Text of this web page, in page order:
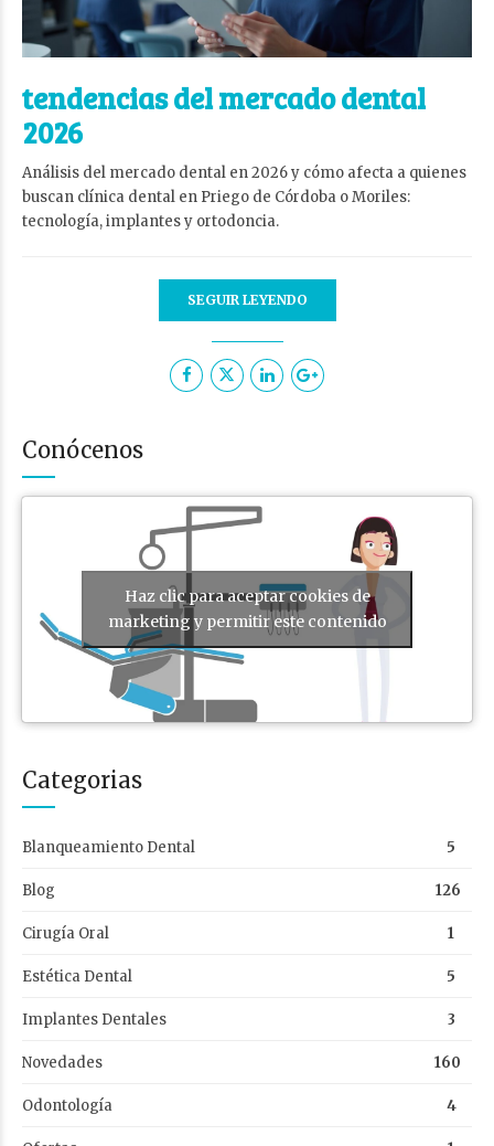
tendencias del mercado dental
2026
Análisis del mercado dental en 2026 y cómo afecta a quienes
buscan clínica dental en Priego de Córdoba o Moriles:
tecnología, implantes y ortodoncia.
SEGUIR LEYENDO
Conócenos
Haz clic para aceptar cookies de
marketing y permitir este contenido
Categorias
Blanqueamiento Dental 5
Blog 126
Cirugía Oral 1
Estética Dental 5
Implantes Dentales 3
Novedades 160
Odontología 4